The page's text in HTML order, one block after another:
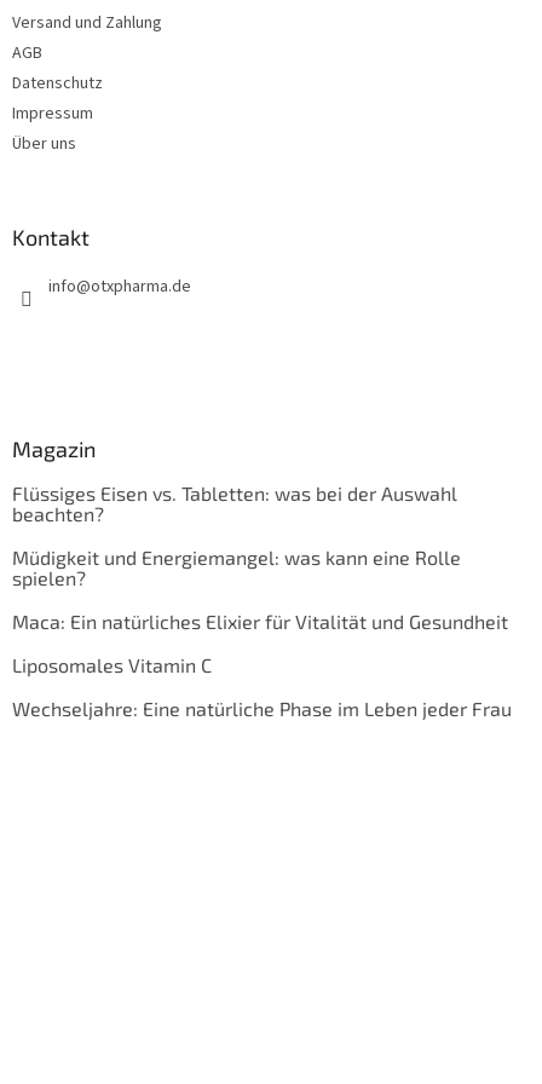
Versand und Zahlung
AGB
Datenschutz
Impressum
Über uns
Kontakt
info@otxpharma.de
Magazin
Flüssiges Eisen vs. Tabletten: was bei der Auswahl
beachten?
Müdigkeit und Energiemangel: was kann eine Rolle
spielen?
Maca: Ein natürliches Elixier für Vitalität und Gesundheit
Liposomales Vitamin C
Wechseljahre: Eine natürliche Phase im Leben jeder Frau